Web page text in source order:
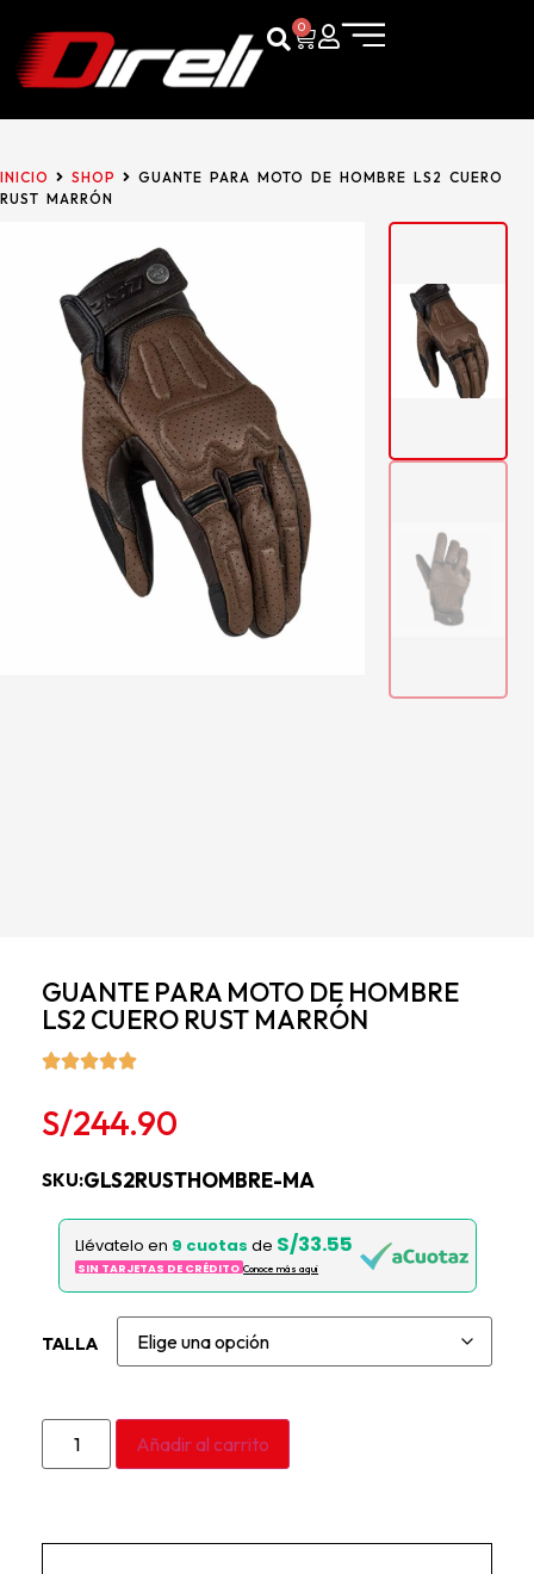
0
INICIO SHOP
GUANTE PARA MOTO DE HOMBRE LS2 CUERO
RUST MARRÓN
GUANTE PARA MOTO DE HOMBRE
LS2 CUERO RUST MARRÓN
S/244.90
SKU:GLS2RUSTHOMBRE-MA
Llévatelo en 9 cuotas de S/33.55
SIN TARJETAS DE CRÉDITO Conoce más aqui
TALLA
Añadir al carrito